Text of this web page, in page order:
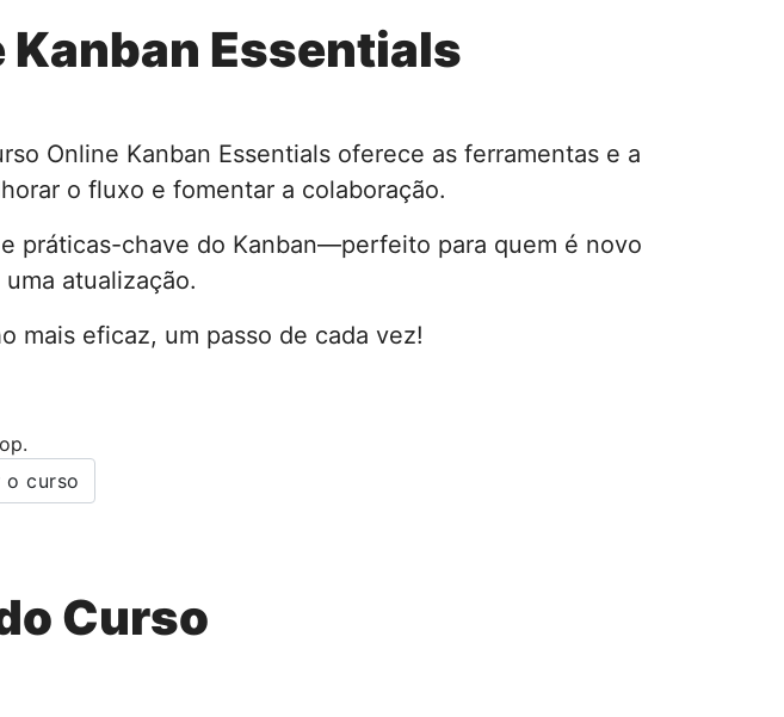
Kanban Essentials
Online Kanban Essentials oferece as ferramentas e a
o fluxo e fomentar a colaboração.
práticas-chave do Kanban—perfeito para quem é novo
atualização.
mais eficaz, um passo de cada vez!
o curso
Curso